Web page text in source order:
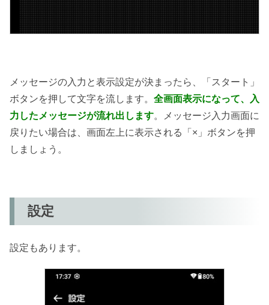
メッセージの入力と表示設定が決まったら、「スタート」
ボタンを押して文字を流します。 全画面表示になって、入
力したメッセージが流れ出します。メッセージ入力画面に
戻りたい場合は、画面左上に表示される「×」ボタンを押
しましょう。
設定
設定もあります。